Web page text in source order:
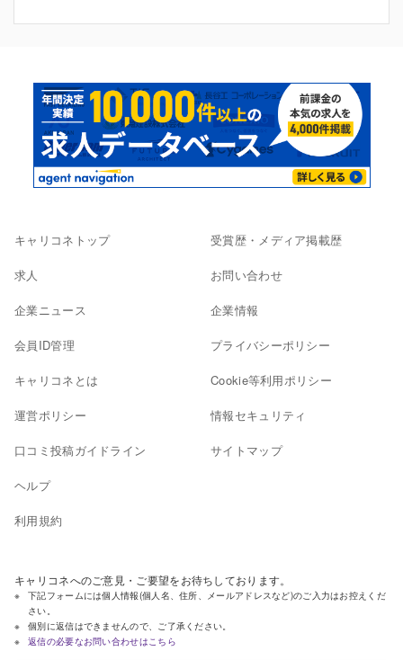
キャリコネトップ
求人
企業ニュース
会員ID管理
キャリコネとは
運営ポリシー
口コミ投稿ガイドライン
ヘルプ
利用規約
受賞歴・メディア掲載歴
お問い合わせ
企業情報
プライバシーポリシー
Cookie等利用ポリシー
情報セキュリティ
サイトマップ
キャリコネへのご意見・ご要望をお待ちしております。
下記フォームには個人情報(個人名、住所、メールアドレスなど)のご入力はお控えくだ
さい。
個別に返信はできませんので、ご了承ください。
返信の必要なお問い合わせはこちら